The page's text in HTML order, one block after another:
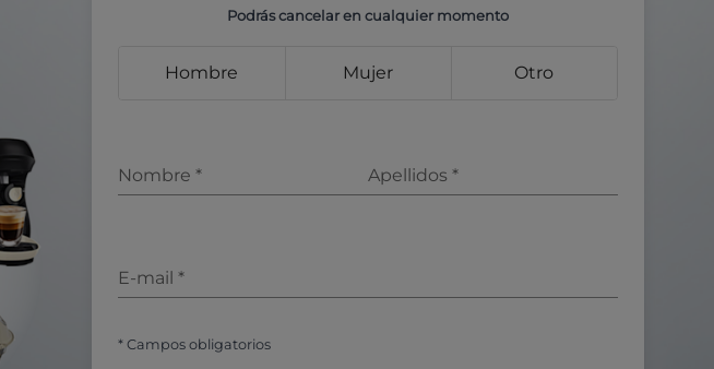
Podrás cancelar en cualquier momento
Hombre Mujer Otro
Nombre * Apellidos *
E-mail *
* Campos obligatorios